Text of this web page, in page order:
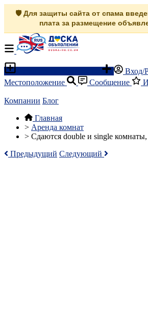
🛡️ Для защиты сайта от спама
плата за размещение
Вход/
Местоположение
Сообщение
Компании Блог
Главная
> Аренда комнат
> Сдаются double и single комнаты,
Предыдущий Следующий